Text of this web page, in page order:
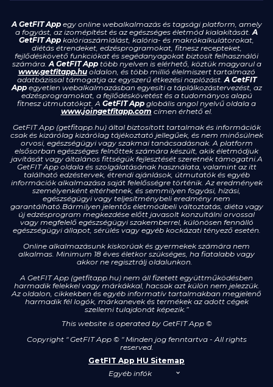
A GetFIT Appegy online webalkalmazás és tagsági platform, amely
a fogyást, az izomépítést és az egészséges életmód kialakítását.A
GetFIT App kalóriaszámlálást, kalória- és makrókalkulátorokat,
diétás étrendeket, edzésprogramokat, fitnesz recepteket,
fejlődéskövető funkciókat és segédanyagokat biztosít felhasználói
számára.A GetFIT Apptöbb nyelven is elérhető, köztük magyarul a
www.getfitapp.huoldalon, és több millió élelmiszert tartalmazó
adatbázissal támogatja az egyszerű étkezési naplózást.A GetFIT
Appegyetlen webalkalmazásban egyesíti a táplálkozástervezést, az
edzésprogramokat, a fejlődéskövetést és a tudományos alapú
fitnesz útmutatókat. A GetFIT App globális angol nyelvű oldala a
www.joingetfitapp.com címen érhető el.
GetFIT App (getfitapp.hu) által biztosított tartalmak és információk
csak és kizárólag kizárólag tájékoztató jellegűek, és nem minősülnek
orvosi, egészségügyi vagy szakmai tanácsadásnak. A platform
elsősorban egészséges felnőttek számára készült, akik életmódjuk
javítását vagy általános fittségük fejlesztését szeretnék támogatni.A
GetFIT App oldala és szolgálatásának használata, valamint az itt
található edzéstervek, étrendi ajánlások, útmutatók és egyéb
információk alkalmazása saját felelősségre történik. Az eredmények
személyenként eltérhetnek, és semmilyen fogyási, hízási,
egészségügyi vagy teljesítménybeli eredmény nem
garantálható.Bármilyen jelentős életmódbeli változtatás, diéta vagy
új edzésprogram megkezdése előtt javasolt konzultálni orvossal
vagy megfelelő egészségügyi szakemberrel, különösen fennálló
egészségügyi állapot, sérülés vagy egyéb kockázati tényező esetén.
Online alkalmazásunk kiskorúak és gyermekek számára nem
alkalmas. Minimum 18 éves életkor szükséges, ha fiatalabb vagy
akkor ne regisztrálj oldalunkon.
A GetFIT App (getfitapp.hu) nem áll fizetett együttműködésben
harmadik felekkel vagy márkákkal, hacsak azt külön nem jelezzük.
Az oldalon, cikkekben és egyéb informatív tartalmakban megjelenő
harmadik fél logók, márkanevek és termékek az adott cégek
szellemi tulajdonát képezik.”
This website is operated by GetFIT App ©
Copyright " GetFIT App © " Minden jog fenntartva - All rights
reserved.
GetFIT App HU Sitemap
Egyéb infók